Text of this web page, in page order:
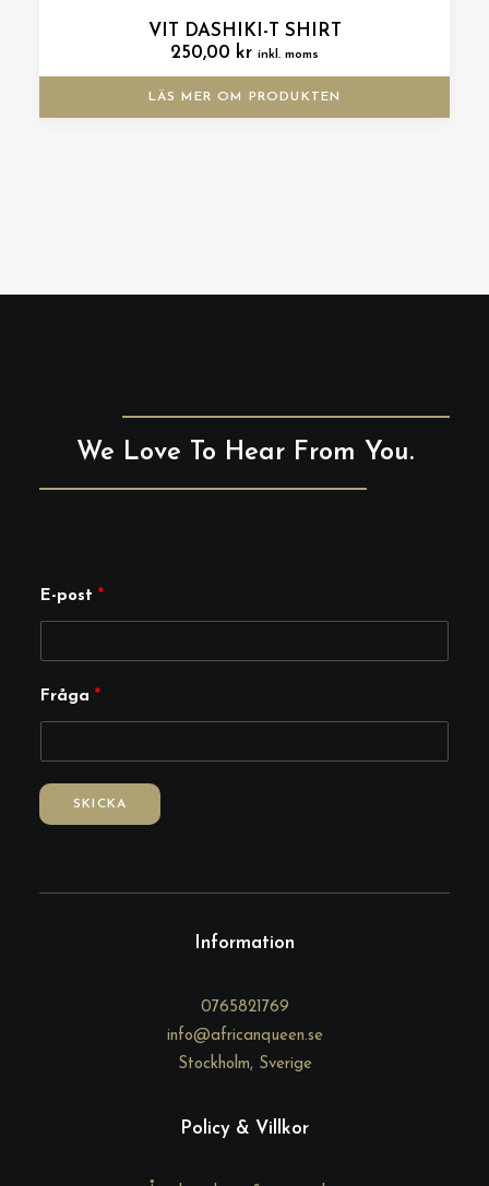
VIT DASHIKI-T SHIRT
250,00 kr inkl. moms
LÄS MER OM PRODUKTEN
We Love To Hear From You.
E-post *
E
t
Fråga *
SKICKA
Information
0765821769
info@africanqueen.se
Stockholm, Sverige
Policy & Villkor